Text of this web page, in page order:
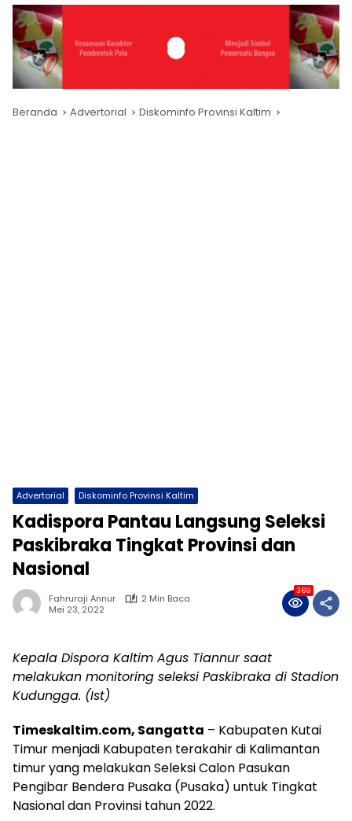
Beranda Advertorial Diskominfo Provinsi Kaltim
Advertorial Diskominfo Provinsi Kaltim
Kadispora Pantau Langsung Seleksi
Paskibraka Tingkat Provinsi dan
Nasional
Fahruraji Annur
2 Min Baca
Mei 23, 2022
369
Kepala Dispora Kaltim Agus Tiannur saat
melakukan monitoring seleksi Paskibraka di Stadion
Kudungga. (Ist)
Timeskaltim.com, Sangatta – Kabupaten Kutai
Timur menjadi Kabupaten terakahir di Kalimantan
timur yang melakukan Seleksi Calon Pasukan
Pengibar Bendera Pusaka (Pusaka) untuk Tingkat
Nasional dan Provinsi tahun 2022.